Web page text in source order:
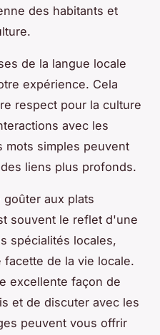
des habitants et
de la langue locale
expérience. Cela
respect pour la culture
avec les
mots simples peuvent
liens plus profonds.
aux plats
souvent le reflet d'une
spécialités locales,
de la vie locale.
excellente façon de
et de discuter avec les
peuvent vous offrir